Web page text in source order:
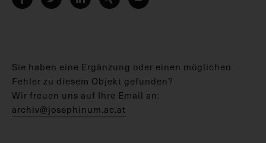
Sie haben eine Ergänzung oder einen möglichen
Fehler zu diesem Objekt gefunden?
Wir freuen uns auf Ihre Email an:
archiv@josephinum.ac.at